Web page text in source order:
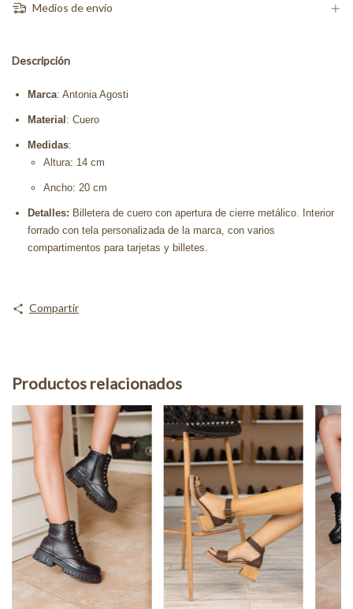
Medios de envío
Descripción
Marca: Antonia Agosti
Material : Cuero
Medidas:
Altura: 14 cm
Ancho: 20 cm
Detalles: Billetera de cuero con apertura de cierre metálico. Interior
forrado con tela personalizada de la marca, con varios
compartimentos para tarjetas y billetes.
Compartir
Productos relacionados